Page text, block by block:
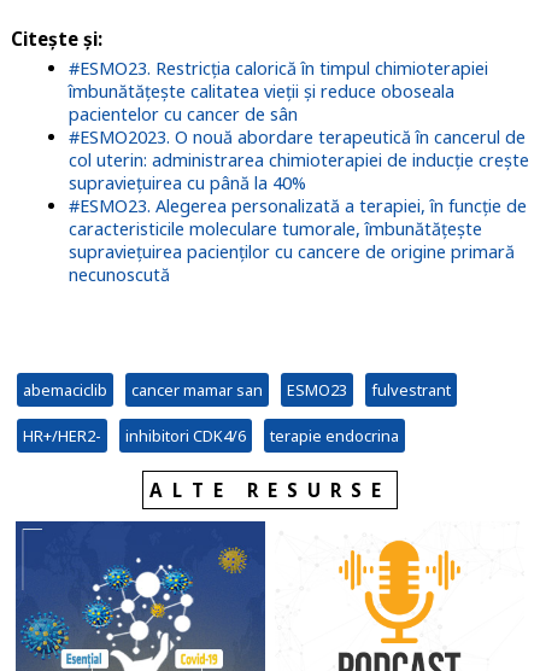
Citește și:
#ESMO23. Restricția calorică în timpul chimioterapiei
îmbunătățește calitatea vieții și reduce oboseala
pacientelor cu cancer de sân
#ESMO2023. O nouă abordare terapeutică în cancerul de
col uterin: administrarea chimioterapiei de inducție crește
supraviețuirea cu până la 40%
#ESMO23. Alegerea personalizată a terapiei, în funcție de
caracteristicile moleculare tumorale, îmbunătăţeşte
supravieţuirea pacienților cu cancere de origine primară
necunoscută
abemaciclib cancer mamar san ESMO23 fulvestrant
HR+/HER2- inhibitori CDK4/6 terapie endocrina
ALTE RESURSE